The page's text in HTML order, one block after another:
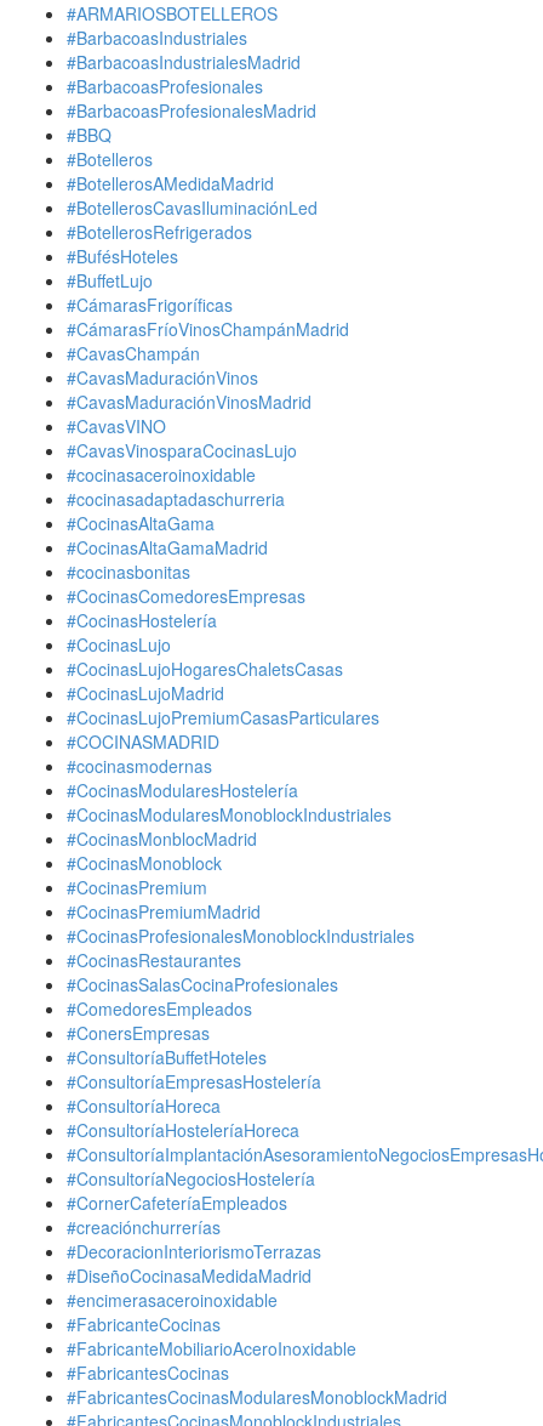
#ARMARIOSBOTELLEROS
#BarbacoasIndustriales
#BarbacoasIndustrialesMadrid
#BarbacoasProfesionales
#BarbacoasProfesionalesMadrid
#BBQ
#Botelleros
#BotellerosAMedidaMadrid
#BotellerosCavasIluminaciónLed
#BotellerosRefrigerados
#BufésHoteles
#BuffetLujo
#CámarasFrigoríficas
#CámarasFríoVinosChampánMadrid
#CavasChampán
#CavasMaduraciónVinos
#CavasMaduraciónVinosMadrid
#CavasVINO
#CavasVinosparaCocinasLujo
#cocinasaceroinoxidable
#cocinasadaptadaschurreria
#CocinasAltaGama
#CocinasAltaGamaMadrid
#cocinasbonitas
#CocinasComedoresEmpresas
#CocinasHostelería
#CocinasLujo
#CocinasLujoHogaresChaletsCasas
#CocinasLujoMadrid
#CocinasLujoPremiumCasasParticulares
#COCINASMADRID
#cocinasmodernas
#CocinasModularesHostelería
#CocinasModularesMonoblockIndustriales
#CocinasMonblocMadrid
#CocinasMonoblock
#CocinasPremium
#CocinasPremiumMadrid
#CocinasProfesionalesMonoblockIndustriales
#CocinasRestaurantes
#CocinasSalasCocinaProfesionales
#ComedoresEmpleados
#ConersEmpresas
#ConsultoríaBuffetHoteles
#ConsultoríaEmpresasHostelería
#ConsultoríaHoreca
#ConsultoríaHosteleríaHoreca
#ConsultoríaNegociosHostelería
#CornerCafeteríaEmpleados
#creaciónchurrerías
#DecoracionInteriorismoTerrazas
#DiseñoCocinasaMedidaMadrid
#encimerasaceroinoxidable
#FabricanteCocinas
#FabricanteMobiliarioAceroInoxidable
#FabricantesCocinas
#FabricantesCocinasModularesMonoblockMadrid
#FabricantesCocinasMonoblockIndustriales